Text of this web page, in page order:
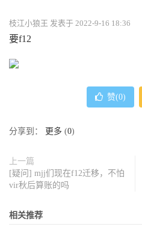
枝江小狼王 发表于 2022-9-16 18:36
要f12
赞(0)
分享到： 更多 (0)
上一篇
[疑问] mjj们现在f12迁移，不怕
vir秋后算账的吗
相关推荐